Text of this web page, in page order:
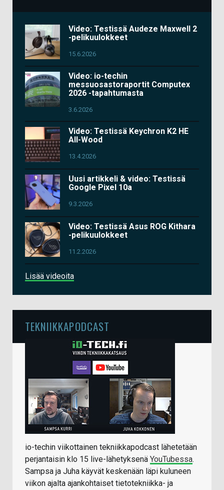
Video: Testissä Audeze Maxwell 2
-pelikuulokkeet
15.6.2026
Video: io-techin
messuosastoraportit Computex
2026 -tapahtumasta
3.6.2026
Video: Testissä Keychron K2 HE
All-Wood
13.4.2026
Uusi artikkeli & video: Testissä
Google Pixel 10a
9.3.2026
Video: Testissä Asus ROG Kithara
-pelikuulokkeet
11.2.2026
Lisää videoita
TEKNIIKKAPODCAST
io-techin viikottainen tekniikkapodcast lähetetään
perjantaisin klo 15 live-lähetyksenä YouTubessa.
Sampsa ja Juha käyvät keskenään läpi kuluneen
viikon ajalta ajankohtaiset tietotekniikka- ja